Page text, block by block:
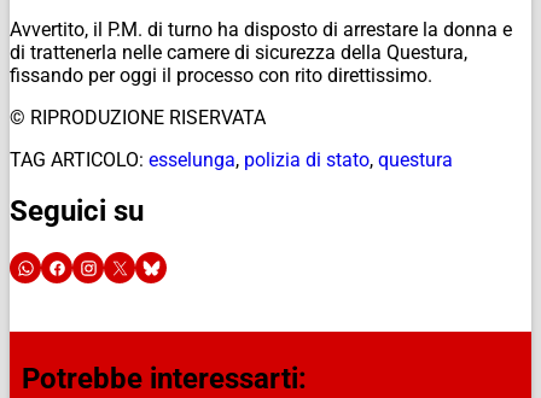
Avvertito, il P.M. di turno ha disposto di arrestare la donna e
di trattenerla nelle camere di sicurezza della Questura,
fissando per oggi il processo con rito direttissimo.
© RIPRODUZIONE RISERVATA
TAG ARTICOLO: esselunga, polizia di stato, questura
Seguici su
Potrebbe interessarti: